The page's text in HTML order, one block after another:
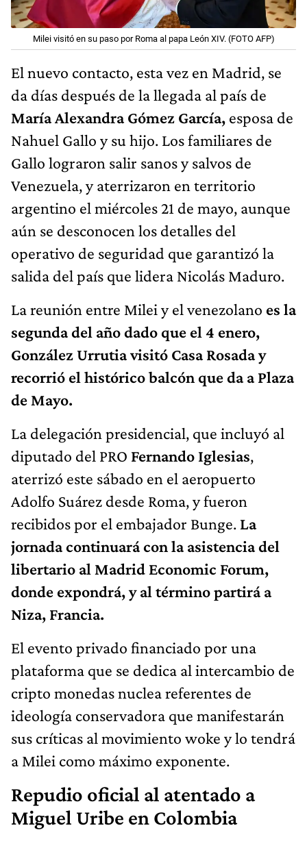
Milei visitó en su paso por Roma al papa León XIV. (FOTO AFP)
El nuevo contacto, esta vez en Madrid, se
da días después de la llegada al país de
María Alexandra Gómez García, esposa de
Nahuel Gallo y su hijo. Los familiares de
Gallo lograron salir sanos y salvos de
Venezuela, y aterrizaron en territorio
argentino el miércoles 21 de mayo, aunque
aún se desconocen los detalles del
operativo de seguridad que garantizó la
salida del país que lidera Nicolás Maduro.
La reunión entre Milei y el venezolano es la
segunda del año dado que el 4 enero,
González Urrutia visitó Casa Rosada y
recorrió el histórico balcón que da a Plaza
de Mayo.
La delegación presidencial, que incluyó al
diputado del PRO Fernando Iglesias,
aterrizó este sábado en el aeropuerto
Adolfo Suárez desde Roma, y fueron
recibidos por el embajador Bunge. La
jornada continuará con la asistencia del
libertario al Madrid Economic Forum,
donde expondrá, y al término partirá a
Niza, Francia.
El evento privado financiado por una
plataforma que se dedica al intercambio de
cripto monedas nuclea referentes de
ideología conservadora que manifestarán
sus críticas al movimiento woke y lo tendrá
a Milei como máximo exponente.
Repudio oficial al atentado a
Miguel Uribe en Colombia